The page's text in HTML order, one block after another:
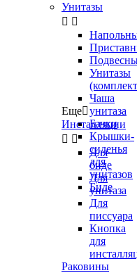
Унитазы
 
Унитазы
Чаша
унитаза
Бачки
Крышки-
сиденья
для
унитазов
Биде
Еще
Инсталляции
 
Для
биде
Для
унитаза
Для
писсуара
Кнопка
для
Раковины